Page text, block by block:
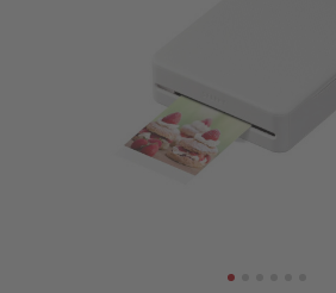
Akcie a zľavy